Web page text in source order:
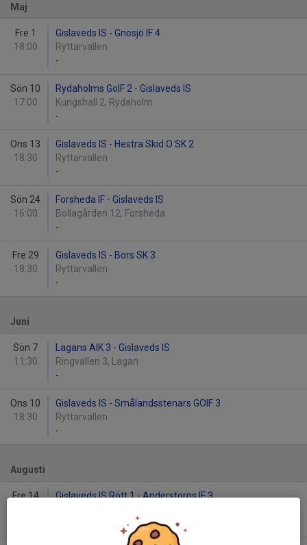
Maj
Fre 1
18:00
Gislaveds IS - Gnosjö IF 4
Ryttarvallen
-
Sön 10
17:00
Rydaholms GoIF 2 - Gislaveds IS
Kungshall 2, Rydaholm
-
Ons 13
18:30
Gislaveds IS - Hestra Skid O SK 2
Ryttarvallen
-
Sön 24
16:00
Forsheda IF - Gislaveds IS
Bollagården 12, Forsheda
-
Fre 29
18:30
Gislaveds IS - Bors SK 3
Ryttarvallen
-
Juni
Sön 7
11:30
Lagans AIK 3 - Gislaveds IS
Ringvallen 3, Lagan
-
Ons 10
18:30
Gislaveds IS - Smålandsstenars GOIF 3
Ryttarvallen
-
Augusti
Fre 14
Gislaveds IS Rött 1 - Anderstorps IF 3